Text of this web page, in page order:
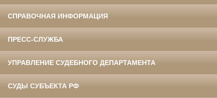
СПРАВОЧНАЯ ИНФОРМАЦИЯ
ПРЕСС-СЛУЖБА
УПРАВЛЕНИЕ СУДЕБНОГО ДЕПАРТАМЕНТА
СУДЫ СУБЪЕКТА РФ